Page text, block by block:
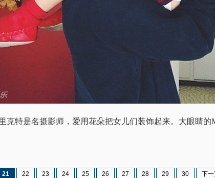
克特是名摄影师，爱用花朵把女儿们装饰起来。大眼睛的
21 22 23 24 25 26 27 28 29 30 下一